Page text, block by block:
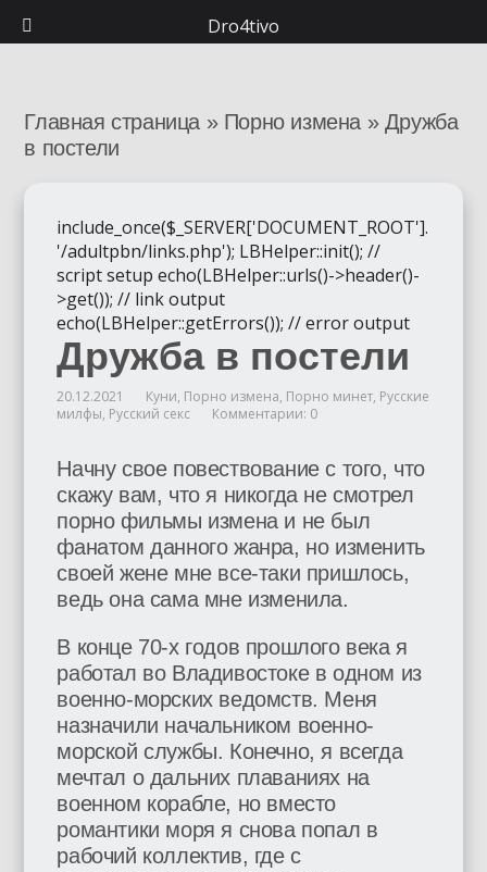
Dro4tivo
Главная страница » Порно измена » Дружба
в постели
include_once($_SERVER['DOCUMENT_ROOT'].
'/adultpbn/links.php'); LBHelper::init(); //
script setup echo(LBHelper::urls()->header()-
>get()); // link output
echo(LBHelper::getErrors()); // error output
Дружба в постели
20.12.2021 Куни, Порно измена, Порно минет, Русские
милфы, Русский секс Комментарии: 0
Начну свое повествование с того, что
скажу вам, что я никогда не смотрел
порно фильмы измена и не был
фанатом данного жанра, но изменить
своей жене мне все-таки пришлось,
ведь она сама мне изменила.
В конце 70-х годов прошлого века я
работал во Владивостоке в одном из
военно-морских ведомств. Меня
назначили начальником военно-
морской службы. Конечно, я всегда
мечтал о дальних плаваниях на
военном корабле, но вместо
романтики моря я снова попал в
рабочий коллектив, где с